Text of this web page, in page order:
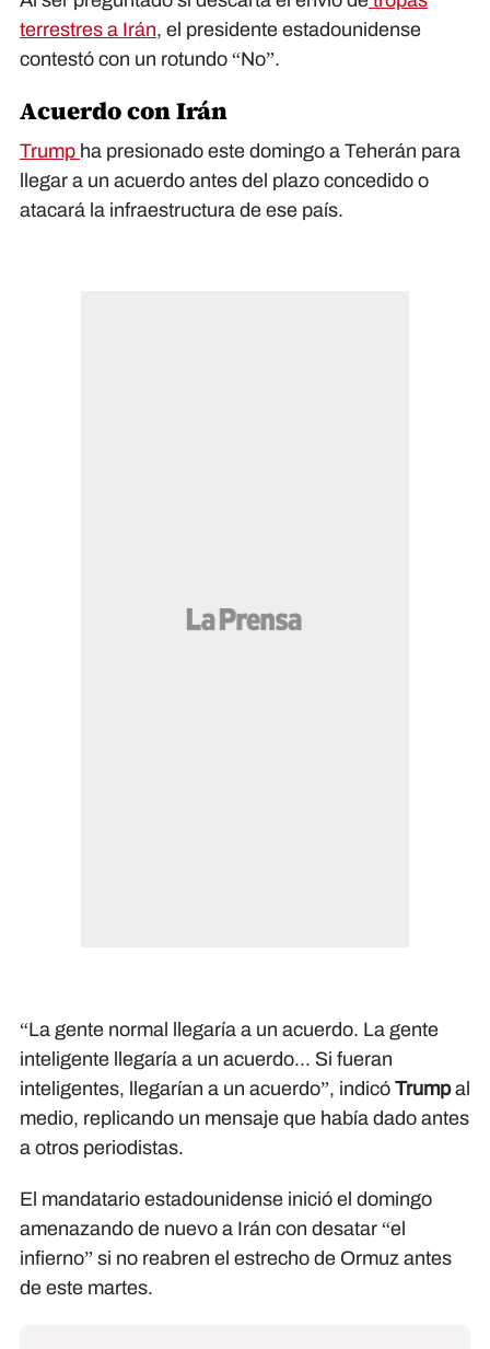
terrestres a Irán, el presidente estadounidense
contestó con un rotundo “No”.
Acuerdo con Irán
Trump ha presionado este domingo a Teherán para
llegar a un acuerdo antes del plazo concedido o
atacará la infraestructura de ese país.
“La gente normal llegaría a un acuerdo. La gente
inteligente llegaría a un acuerdo... Si fueran
inteligentes, llegarían a un acuerdo”, indicó Trumpal
medio, replicando un mensaje que había dado antes
a otros periodistas.
El mandatario estadounidense inició el domingo
amenazando de nuevo a Irán con desatar “el
infierno” si no reabren el estrecho de Ormuz antes
de este martes.